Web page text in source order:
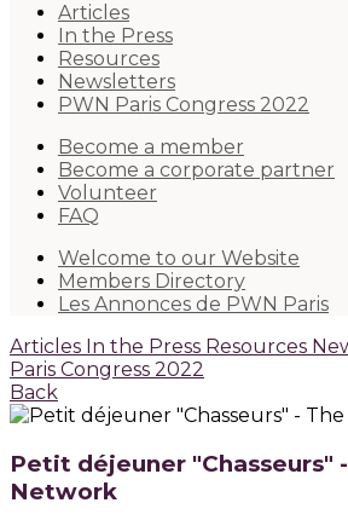
Articles
In the Press
Resources
Newsletters
PWN Paris Congress 2022
Become a member
Become a corporate partner
Volunteer
FAQ
Welcome to our Website
Members Directory
Les Annonces de PWN Paris
Articles In the Press Resources
Paris Congress 2022
Back
Petit déjeuner "Chasseurs"
Network